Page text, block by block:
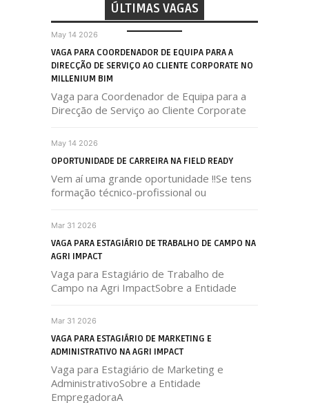
ÚLTIMAS VAGAS
May 14 2026
VAGA PARA COORDENADOR DE EQUIPA PARA A
DIRECÇÃO DE SERVIÇO AO CLIENTE CORPORATE NO
MILLENIUM BIM
Vaga para Coordenador de Equipa para a
Direcção de Serviço ao Cliente Corporate
May 14 2026
OPORTUNIDADE DE CARREIRA NA FIELD READY
Vem aí uma grande oportunidade !!Se tens
formação técnico-profissional ou
Mar 31 2026
VAGA PARA ESTAGIÁRIO DE TRABALHO DE CAMPO NA
AGRI IMPACT
Vaga para Estagiário de Trabalho de
Campo na Agri ImpactSobre a Entidade
Mar 31 2026
VAGA PARA ESTAGIÁRIO DE MARKETING E
ADMINISTRATIVO NA AGRI IMPACT
Vaga para Estagiário de Marketing e
AdministrativoSobre a Entidade
EmpregadoraA